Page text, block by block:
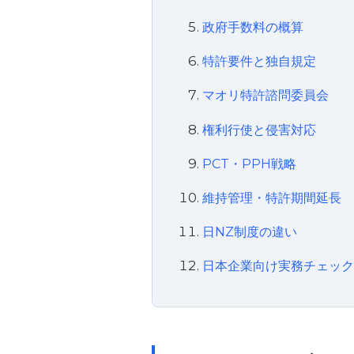
政府手数料の概算
特許要件と独自規定
マオリ特許諮問委員会
権利行使と侵害対応
PCT・PPH戦略
維持管理・特許期間延長
日NZ制度の違い
日本企業向け実務チェッ